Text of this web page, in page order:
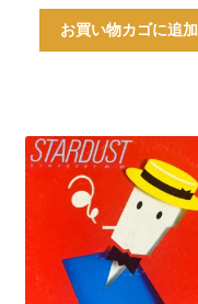
お買い物カゴに追加